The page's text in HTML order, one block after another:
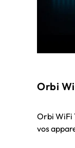
Orbi
Orbi WiFi
vos